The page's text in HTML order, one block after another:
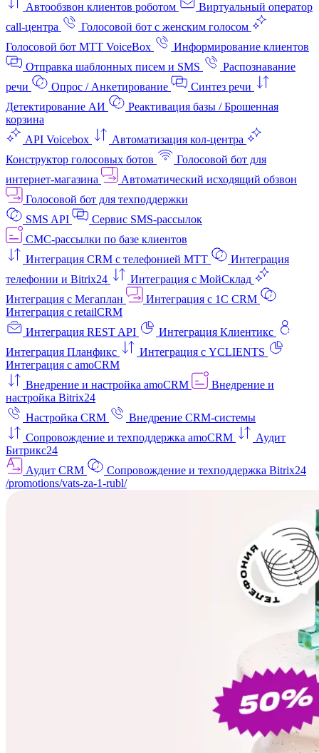
Автообзвон клиентов роботом
Виртуальный оператор
call-центра
Голосовой бот с женским голосом
Голосовой бот МТТ VoiceBox
Информирование клиентов
Отправка шаблонных писем и SMS
Распознавание
речи
Опрос / Анкетирование
Синтез речи
Детектирование АИ
Реактивация базы / Брошенная
корзина
API Voicebox
Автоматизация кол‑центра
Конструктор голосовых ботов
Голосовой бот для
интернет‑магазина
Автоматический исходящий обзвон
Голосовой бот для техподдержки
SMS API
Сервис SMS-рассылок
СМС-рассылки по базе клиентов
Интеграция CRM с телефонией МТТ
Интеграция
телефонии и Bitrix24
Интеграция с МойСклад
Интеграция с Мегаплан
Интеграция с 1C CRM
Интеграция с retailCRM
Интеграция REST API
Интеграция Клиентикс
Интеграция Планфикс
Интеграция с YCLIENTS
Интеграция с amoCRM
Внедрение и настройка amoCRM
Внедрение и
настройка Bitrix24
Настройка CRM
Внедрение CRM-системы
Сопровождение и техподдержка amoCRM
Аудит
Битрикс24
Аудит CRM
Сопровождение и техподдержка Bitrix24
/promotions/vats-za-1-rubl/